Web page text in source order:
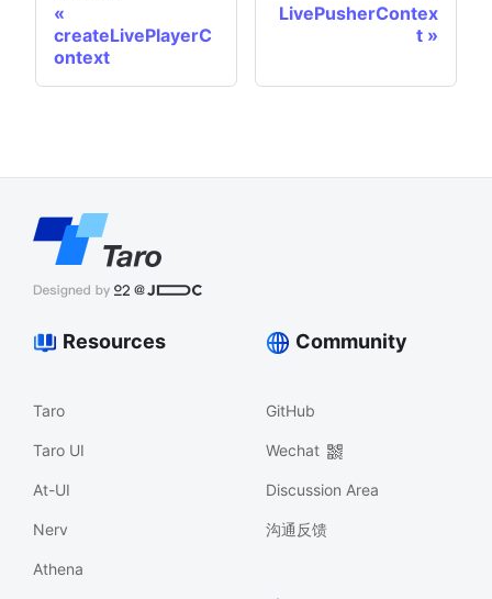
createLivePlayerC
ontext
LivePusherContex
t
Resources
Taro
Taro UI
At-UI
Nerv
Athena
Community
GitHub
Wechat
Discussion Area
沟通反馈